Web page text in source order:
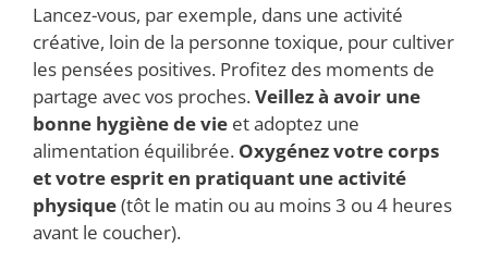
Lancez-vous, par exemple, dans une activité
créative, loin de la personne toxique, pour cultiver
les pensées positives. Profitez des moments de
partage avec vos proches.Veillez à avoir une
bonne hygiène de vie et adoptez une
alimentation équilibrée. Oxygénez votre corps
et votre esprit en pratiquant une activité
physique(tôt le matin ou au moins 3 ou 4 heures
avant le coucher).